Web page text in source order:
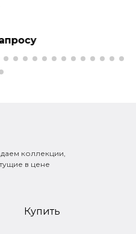
коллекции,
в цене
Купить